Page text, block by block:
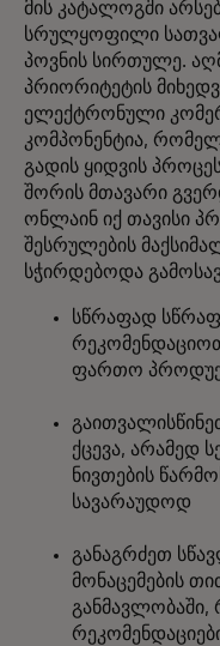
მის კატალოგში
სრულყოფილი
პოვნის სირთულე.
პრიორიტეტის
ელექტრონული
კომპონენტია,
გადის ყიდვის
შორის მთავარი
ონლაინ იქ თავისი
შესრულების
სჭირდებოდა
სწრაფად
ფართო
ქცევა, არამედ
ნივთების
სავარაუდოდ
განაგრძეთ
მონაცემების